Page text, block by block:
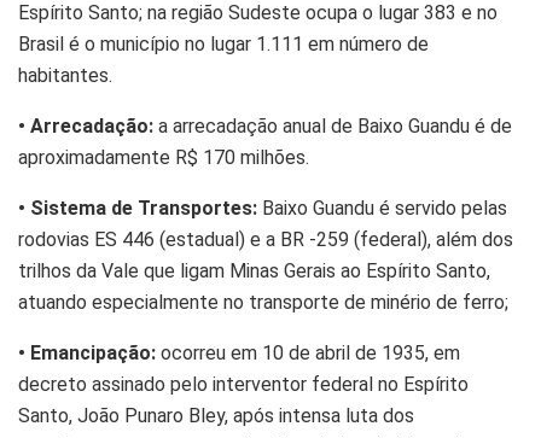
Espírito Santo; na região Sudeste ocupa o lugar 383 e no
Brasil é o município no lugar 1.111 em número de
habitantes.
• Arrecadação: a arrecadação anual de Baixo Guandu é de
aproximadamente R$ 170 milhões.
• Sistema de Transportes: Baixo Guandu é servido pelas
rodovias ES 446 (estadual) e a BR -259 (federal), além dos
trilhos da Vale que ligam Minas Gerais ao Espírito Santo,
atuando especialmente no transporte de minério de ferro;
• Emancipação: ocorreu em 10 de abril de 1935, em
decreto assinado pelo interventor federal no Espírito
Santo, João Punaro Bley, após intensa luta dos